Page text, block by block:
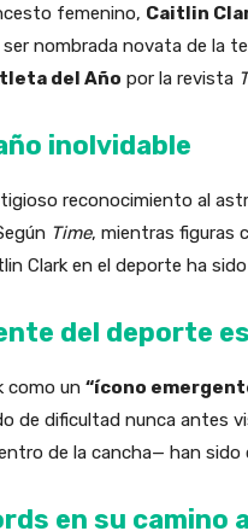
femenino, Caitlin
ser nombrada novata de la
del Año por la revista
inolvidable
reconocimiento al
Time, mientras figuras
Clark en el deporte ha
del deporte
como un “ícono
de dificultad nunca antes
de la cancha— han
en su camino